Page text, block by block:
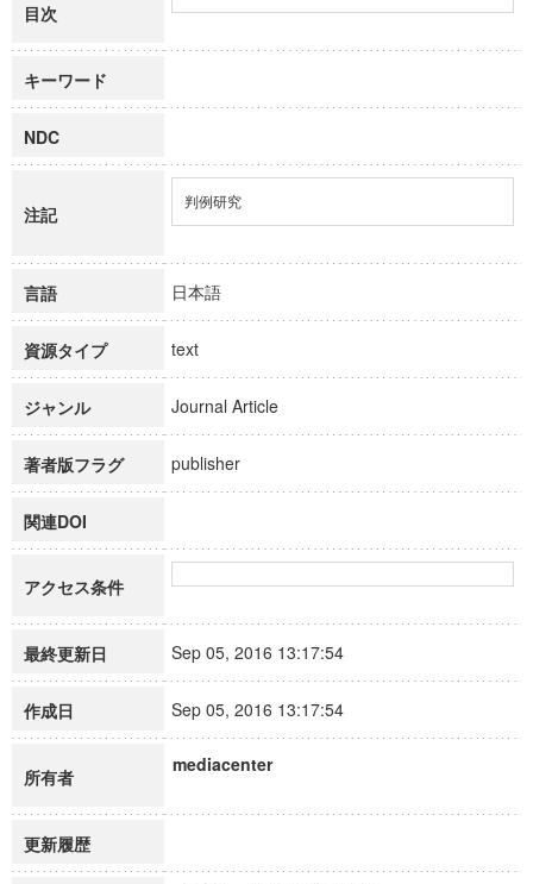
目次
キーワード
NDC
注記
判例研究
言語 日本語
資源タイプ text
ジャンル Journal Article
著者版フラグ publisher
関連DOI
アクセス条件
最終更新日 Sep 05, 2016 13:17:54
作成日 Sep 05, 2016 13:17:54
所有者
mediacenter
更新履歴